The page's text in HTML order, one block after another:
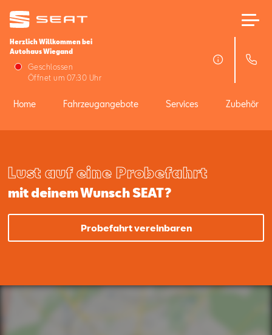
Herzlich Willkommen bei
Autohaus Wiegand
Geschlossen
Öffnet um 07:30 Uhr
Home
Fahrzeugangebote
Zubehör
Über uns
Home Fahrzeugangebote Services Zubehör
Lust auf eine Probefahrt
mit deinem Wunsch SEAT?
Probefahrt vereinbaren